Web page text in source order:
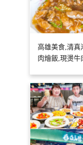
高雄美食,清真
肉燴飯,現燙牛